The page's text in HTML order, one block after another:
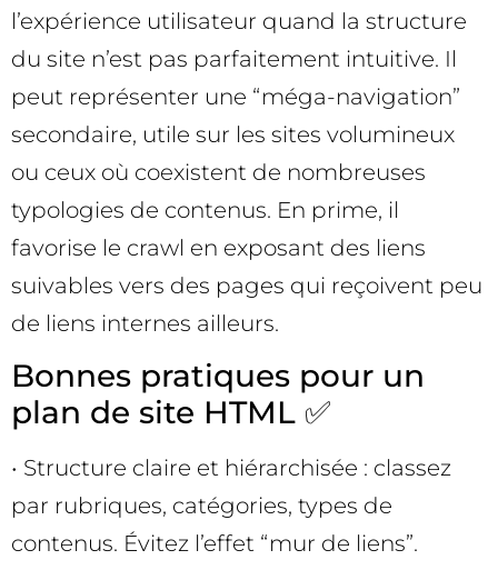
l’expérience utilisateur quand la structure
du site n’est pas parfaitement intuitive. Il
peut représenter une “méga-navigation”
secondaire, utile sur les sites volumineux
ou ceux où coexistent de nombreuses
typologies de contenus. En prime, il
favorise le crawl en exposant des liens
suivables vers des pages qui reçoivent peu
de liens internes ailleurs.
Bonnes pratiques pour un
plan de site HTML ✅
• Structure claire et hiérarchisée : classez
par rubriques, catégories, types de
contenus. Évitez l’effet “mur de liens”.